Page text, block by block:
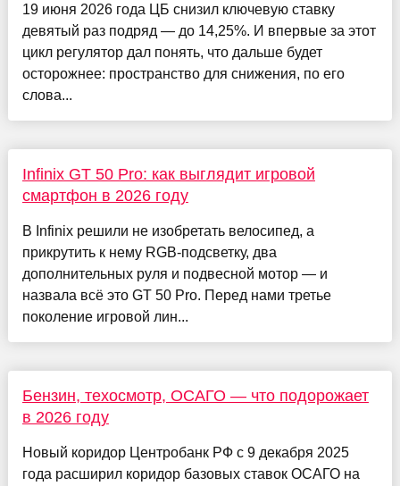
19 июня 2026 года ЦБ снизил ключевую ставку
девятый раз подряд — до 14,25%. И впервые за этот
цикл регулятор дал понять, что дальше будет
осторожнее: пространство для снижения, по его
слова...
Infinix GT 50 Pro: как выглядит игровой
смартфон в 2026 году
В Infinix решили не изобретать велосипед, а
прикрутить к нему RGB-подсветку, два
дополнительных руля и подвесной мотор — и
назвала всё это GT 50 Pro. Перед нами третье
поколение игровой лин...
Бензин, техосмотр, ОСАГО — что подорожает
в 2026 году
Новый коридор Центробанк РФ с 9 декабря 2025
года расширил коридор базовых ставок ОСАГО на